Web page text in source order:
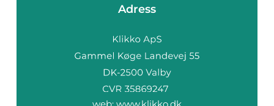
Adress